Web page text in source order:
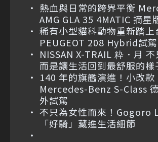
熱血與日常的跨界平衡
AMG GLA 35 4MATIC 摘星
稀有小型貓科動物重新踏上
PEUGEOT 208 Hybrid試駕
NISSAN X-TRAIL 粋．月
而是讓生活回到最舒服的樣
140 年的旗艦演進！小改款
Mercedes-Benz S-Class
外試駕
不只為女性而來！Gogoro
「好騎」藏進生活細節